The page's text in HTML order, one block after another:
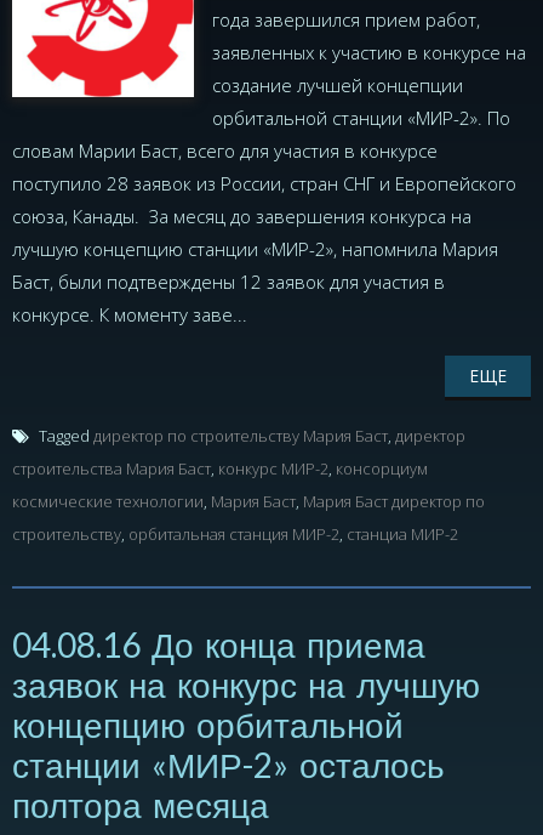
года завершился прием работ,
заявленных к участию в конкурсе на
создание лучшей концепции
орбитальной станции «МИР-2». По
словам Марии Баст, всего для участия в конкурсе
поступило 28 заявок из России, стран СНГ и Европейского
союза, Канады. За месяц до завершения конкурса на
лучшую концепцию станции «МИР-2», напомнила Мария
Баст, были подтверждены 12 заявок для участия в
конкурсе. К моменту заве...
ЕЩЕ
Tagged директор по строительству Мария Баст директор
строительства Мария Баст конкурс МИР-2 консорциум
космические технологии Мария Баст Мария Баст директор по
строительству орбитальная станция МИР-2 станциа МИР-2
04.08.16 До конца приема
заявок на конкурс на лучшую
концепцию орбитальной
станции «МИР-2» осталось
полтора месяца